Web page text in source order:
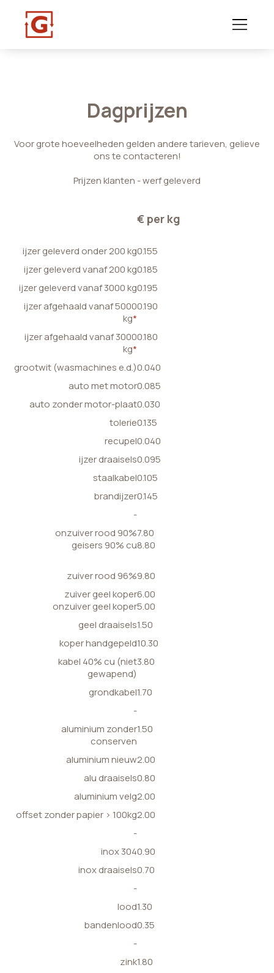
Dagprijzen
Voor grote hoeveelheden gelden andere tarieven, gelieve
ons te contacteren!
Prijzen klanten - werf geleverd
€ per kg
ijzer geleverd onder 200 kg0.155
ijzer geleverd vanaf 200 kg0.185
ijzer geleverd vanaf 3000 kg0.195
ijzer afgehaald vanaf 5000
kg*
0.190
ijzer afgehaald vanaf 3000
kg*
0.180
grootwit (wasmachines e.d.)0.040
auto met motor0.085
auto zonder motor-plaat0.030
tolerie0.135
recupel0.040
ijzer draaisels0.095
staalkabel0.105
brandijzer0.145
-
onzuiver rood 90%
geisers 90% cu
7.80
8.80
zuiver rood 96%9.80
zuiver geel koper
onzuiver geel koper
6.00
5.00
geel draaisels1.50
koper handgepeld10.30
kabel 40% cu (niet
gewapend)
3.80
grondkabel1.70
-
aluminium zonder
conserven
1.50
aluminium nieuw2.00
alu draaisels0.80
aluminium velg2.00
offset zonder papier > 100kg2.00
-
inox 3040.90
inox draaisels0.70
-
lood1.30
bandenlood0.35
-
zink1.80